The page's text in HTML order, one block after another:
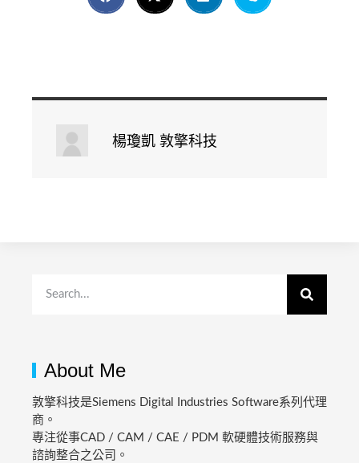
楊瓊凱 敦擎科技
About Me
敦擎科技是Siemens Digital Industries Software系列代理
商。
專注從事CAD / CAM / CAE / PDM 軟硬體技術服務與
諮詢整合之公司。